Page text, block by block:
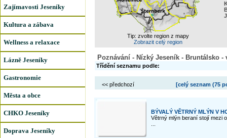
Zajímavosti Jeseníky
Kultura a zábava
Wellness a relaxace
Lázně Jeseníky
Gastronomie
Města a obce
CHKO Jeseníky
Doprava Jeseníky
Tip: zvolte region z mapy
Zobrazit celý region
Poznávání - Nízký Jeseník - Bruntálsko -
Třídění seznamu podle:
<< předchozí [celý seznam (75
BÝVALÝ VĚTRNÝ MLÝN V
Větrný mlýn beraní stojí mezi